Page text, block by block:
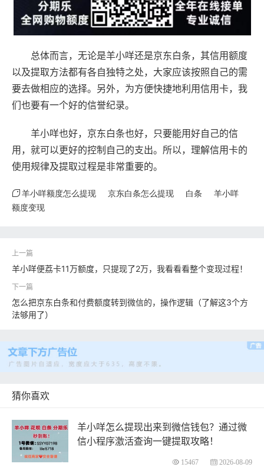
总体而言，无论是羊小咩还是京东白条，其信用额度
以及提取方法都有各自独特之处，大家应该按照自己的需
要去做相应的选择。另外，为方便快捷地利用信用卡，我
们也要有一个好的信誉纪录。
羊小咩也好，京东白条也好，只要能用好自己的信
用，就可以更好的控制自己的支出。所以，理解信用卡的
使用规律及提取过程是非常重要的。
羊小咩额度怎么提现 京东白条怎么提现 白条
羊小咩
额度变现
羊小咩便荔卡11万额度，只提现了2万，我看看看整个变现过程！
怎么把京东白条和付费额度转到微信的，操作逻辑（了解这3个方
法够用了）
猜你喜欢
羊小咩怎么提现出来到微信钱包？通过微
信小程序激活查询一键提取攻略！
15467 2026-08-09